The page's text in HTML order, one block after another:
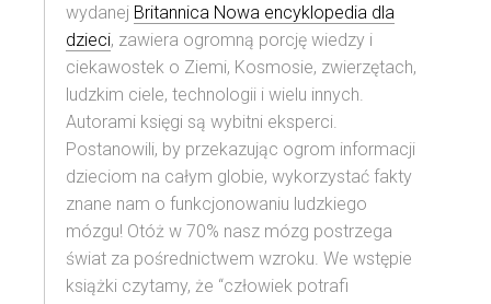
wydanej Britannica Nowa encyklopedia dla
dzieci, zawiera ogromną porcję wiedzy i
ciekawostek o Ziemi, Kosmosie, zwierzętach,
ludzkim ciele, technologii i wielu innych.
Autorami księgi są wybitni eksperci.
Postanowili, by przekazując ogrom informacji
dzieciom na całym globie, wykorzystać fakty
znane nam o funkcjonowaniu ludzkiego
mózgu! Otóż w 70% nasz mózg postrzega
świat za pośrednictwem wzroku. We wstępie
książki czytamy, że “człowiek potrafi